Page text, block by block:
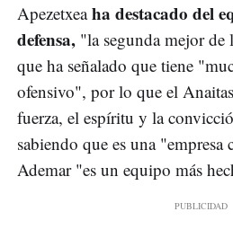
Apezetxeaha destacado del
defensa, "la segunda mejor
que ha señalado que tiene
ofensivo", por lo que el
fuerza, el espíritu y la
sabiendo que es una
Ademar "es un equipo más